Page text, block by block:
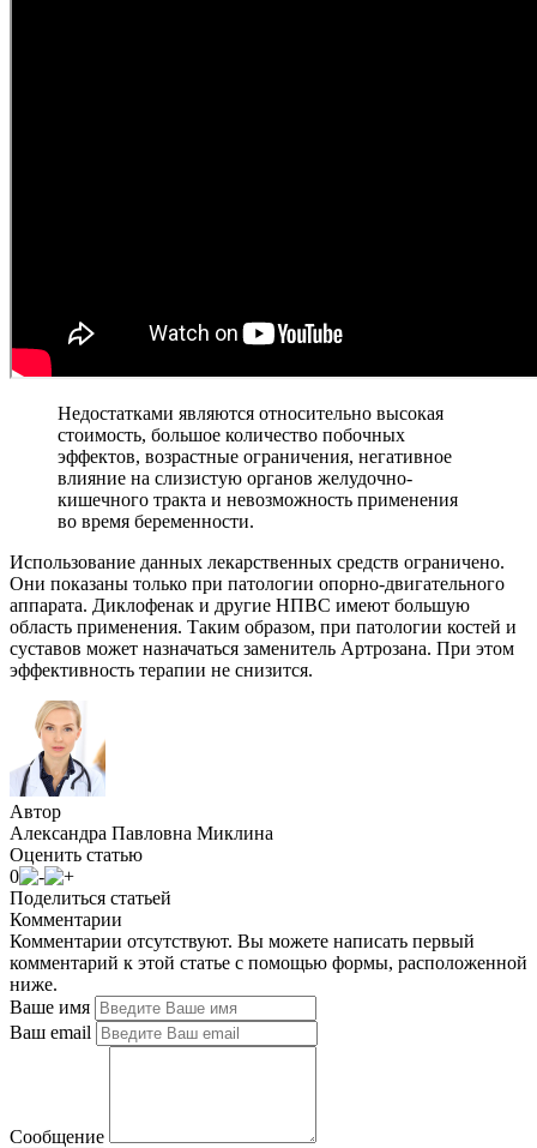
Недостатками являются относительно высокая
стоимость, большое количество побочных
эффектов, возрастные ограничения, негативное
влияние на слизистую органов желудочно-
кишечного тракта и невозможность применения
во время беременности.
Использование данных лекарственных средств ограничено.
Они показаны только при патологии опорно-двигательного
аппарата. Диклофенак и другие НПВС имеют большую
область применения. Таким образом, при патологии костей и
суставов может назначаться заменитель Артрозана. При этом
эффективность терапии не снизится.
Автор
Александра Павловна Миклина
Оценить статью
0
Поделиться статьей
Комментарии
Комментарии отсутствуют. Вы можете написать первый
комментарий к этой статье с помощью формы, расположенной
ниже.
Ваше имя
Ваш email
Сообщение